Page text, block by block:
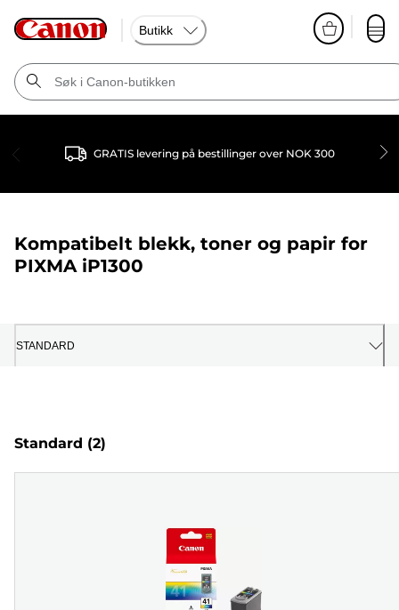
Butikk
GRATIS levering på bestillinger over NOK 300
Kompatibelt blekk, toner og papir for
PIXMA iP1300
STANDARD
Standard (2)